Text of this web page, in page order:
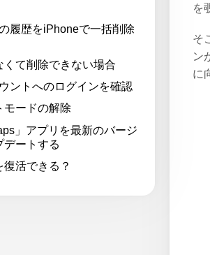
履歴をiPhoneで一括削除
くて削除できない場合
ントへのログインを確認
モードの解除
」アプリを最新のバージ
デートする
活できる？
を
そ
ン
に